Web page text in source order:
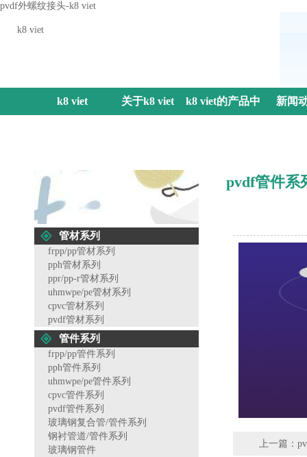
pvdf外螺纹接头-k8 viet
k8 viet
k8 viet 关于k8 viet k8 viet的产品中 新闻
管材系列
frpp/pp管材系列
pph管材系列
ppr/pp-r管材系列
uhmwpe/pe管材系列
cpvc管材系列
pvdf管材系列
管件系列
frpp/pp管件系列
pph管件系列
uhmwpe/pe管件系列
cpvc管件系列
pvdf管件系列
玻璃钢复合管/管件系列
钢衬管道/管件系列
玻璃钢管件
pvdf管件系
上一篇：